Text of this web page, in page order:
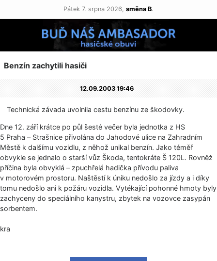
Pátek 7. srpna 2026, směna B.
Benzín zachytili hasiči
12.09.2003 19:46
Technická závada uvolnila cestu benzínu ze škodovky.
Dne 12. září krátce po půl šesté večer byla jednotka z HS
5 Praha – Strašnice přivolána do Jahodové ulice na Zahradním
Městě k dalšímu vozidlu, z něhož unikal benzín. Jako téměř
obvykle se jednalo o starší vůz Škoda, tentokráte Š 120L. Rovněž
příčina byla obvyklá – zpuchřelá hadička přívodu paliva
v motorovém prostoru. Naštěstí k úniku nedošlo za jízdy a i díky
tomu nedošlo ani k požáru vozidla. Vytékající pohonné hmoty byly
zachyceny do speciálního kanystru, zbytek na vozovce zasypán
sorbentem.
kra